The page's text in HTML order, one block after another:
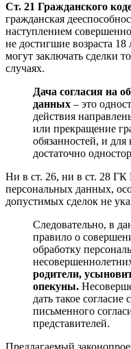
Ст. 21 Гражданского
гражданская
наступлением
не достигшие возраста
могут заключать сделки
случаях.
Дача согласия на
данных – это
действия
или прекращение
обязанностей, и для
достаточно
Ни в ст. 26, ни в ст. 28 ГК
персональных данных,
допустимых сделок не
Следовательно, в
правило о
обработку
родители,
опекуны.
дать такое согласие
письменного
представителей.